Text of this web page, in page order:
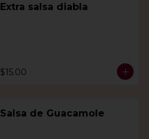
Extra salsa diabla
$15.00
Salsa de Guacamole